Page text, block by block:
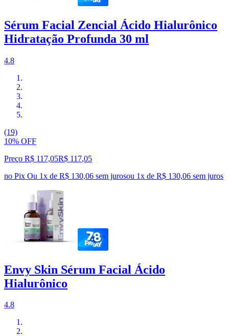
Sérum Facial Zencial Ácido Hialurônico
Hidratação Profunda 30 ml
4.8
(19)
10% OFF
Preço R$ 117,05R$ 117,05
no Pix Ou 1x de R$ 130,06 sem jurosou 1x de R$ 130,06 sem juros
Envy Skin Sérum Facial Ácido
Hialurônico
4.8